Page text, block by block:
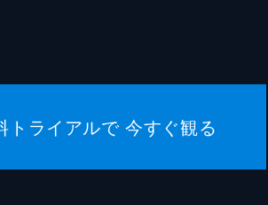
トライアルで 今すぐ観る